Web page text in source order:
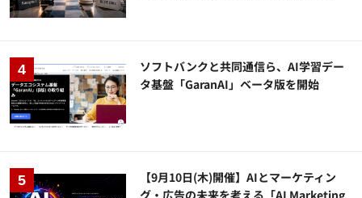
ソフトバンクと共同通信ら、AI学習デー
タ基盤「GaranAI」ベータ版を開始
【9月10日(木)開催】AIとマーケティン
グ・広告の未来を考える「AI Marketing